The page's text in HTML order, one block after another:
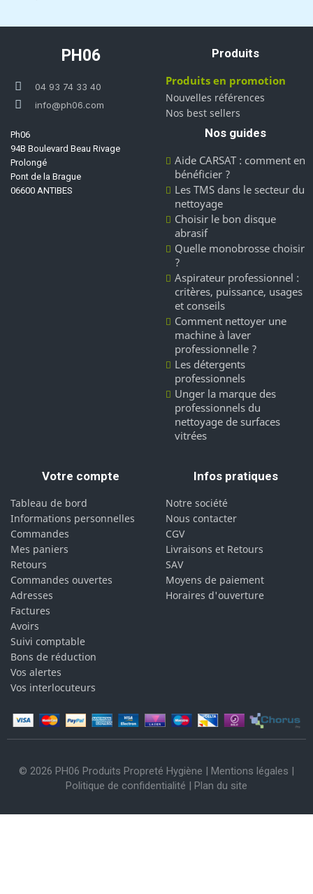
PH06
04 93 74 33 40
info@ph06.com
Ph06
94B Boulevard Beau Rivage
Prolongé
Pont de la Brague
06600 ANTIBES
Produits
Produits en promotion
Nouvelles références
Nos best sellers
Nos guides
Aide CARSAT : comment en
bénéficier ?
Les TMS dans le secteur du
nettoyage
Choisir le bon disque
abrasif
Quelle monobrosse choisir
?
Aspirateur professionnel :
critères, puissance, usages
et conseils
Comment nettoyer une
machine à laver
professionnelle ?
Les détergents
professionnels
Unger la marque des
professionnels du
nettoyage de surfaces
vitrées
Votre compte
Tableau de bord
Informations personnelles
Commandes
Mes paniers
Retours
Commandes ouvertes
Adresses
Factures
Avoirs
Suivi comptable
Bons de réduction
Vos alertes
Vos interlocuteurs
Infos pratiques
Notre société
Nous contacter
CGV
Livraisons et Retours
SAV
Moyens de paiement
Horaires d'ouverture
© 2026 PH06 Produits Propreté Hygiène | Mentions légales |
Politique de confidentialité | Plan du site